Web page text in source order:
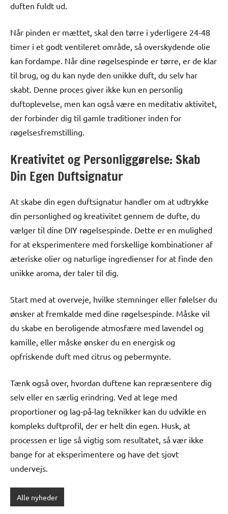
duften fuldt ud.
Når pinden er mættet, skal den tørre i yderligere 24-48
timer i et godt ventileret område, så overskydende olie
kan fordampe. Når dine røgelsespinde er tørre, er de klar
til brug, og du kan nyde den unikke duft, du selv har
skabt. Denne proces giver ikke kun en personlig
duftoplevelse, men kan også være en meditativ aktivitet,
der forbinder dig til gamle traditioner inden for
røgelsesfremstilling.
Kreativitet og Personliggørelse: Skab
Din Egen Duftsignatur
At skabe din egen duftsignatur handler om at udtrykke
din personlighed og kreativitet gennem de dufte, du
vælger til dine DIY røgelsespinde. Dette er en mulighed
for at eksperimentere med forskellige kombinationer af
æteriske olier og naturlige ingredienser for at finde den
unikke aroma, der taler til dig.
Start med at overveje, hvilke stemninger eller følelser du
ønsker at fremkalde med dine røgelsespinde. Måske vil
du skabe en beroligende atmosfære med lavendel og
kamille, eller måske ønsker du en energisk og
opfriskende duft med citrus og pebermynte.
Tænk også over, hvordan duftene kan repræsentere dig
selv eller en særlig erindring. Ved at lege med
proportioner og lag-på-lag teknikker kan du udvikle en
kompleks duftprofil, der er helt din egen. Husk, at
processen er lige så vigtig som resultatet, så vær ikke
bange for at eksperimentere og have det sjovt
undervejs.
Alle nyheder